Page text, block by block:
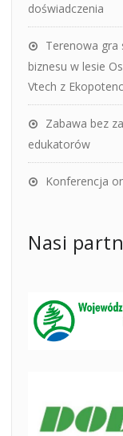
doświadczenia
Terenowa gra
biznesu w lesie
Vtech z
Zabawa bez
edukatorów
Konferencja
Nasi